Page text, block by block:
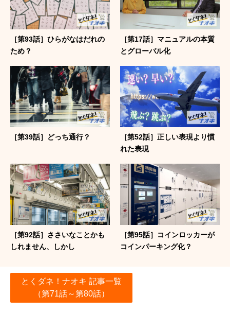
［第93話］ひらがなはだれの
ため？
［第17話］マニュアルの本質
とグローバル化
［第39話］どっち通行？
［第52話］正しい表現より慣
れた表現
［第92話］ささいなことかも
しれません、しかし
［第95話］コインロッカーが
コインパーキング化？
とくダネ！ナオキ 記事一覧
（第71話～第80話）